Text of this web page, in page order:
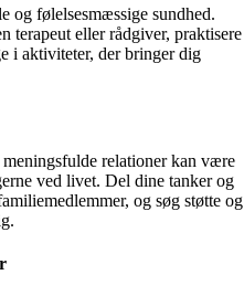
og følelsesmæssige sundhed.
terapeut eller rådgiver, praktisere
i aktiviteter, der bringer dig
relationer kan være
ved livet. Del dine tanker og
og søg støtte og